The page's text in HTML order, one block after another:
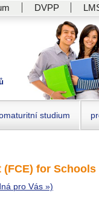
DVPP
studium
for Schools
pro Vás »)